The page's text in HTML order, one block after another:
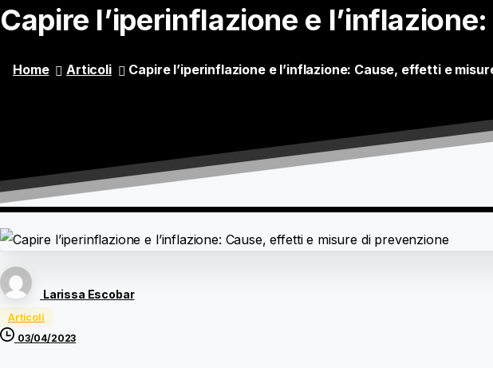
Capire l’iperinflazione e l’inflazione:
Home Articoli Capire l’iperinflazione e l’inflazione: Cause, effetti e
Larissa Escobar
Articoli
03/04/2023